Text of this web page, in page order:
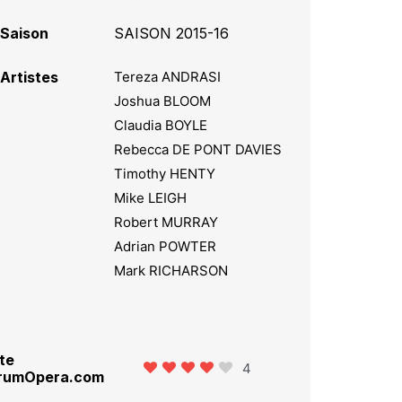
Saison SAISON 2015-16
Artistes
Tereza ANDRASI
Joshua BLOOM
Claudia BOYLE
Rebecca DE PONT DAVIES
Timothy HENTY
Mike LEIGH
Robert MURRAY
Adrian POWTER
Mark RICHARSON
4